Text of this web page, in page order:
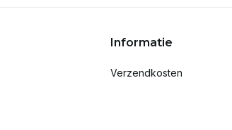
Informatie
Verzendkosten